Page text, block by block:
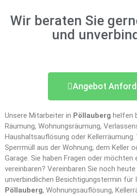
Wir beraten Sie
und
Angebot
Unsere Mitarbeiter in Pöllauberg helfen
Räumung, Wohnungsräumung,
Haushaltsauflösung oder Kellerräumung.
Sperrmüll aus der Wohnung, dem Keller
Garage. Sie haben Fragen oder möchten
vereinbaren? Vereinbaren Sie noch
unverbindlichen Besichtigungstermin für
Pöllauberg, Wohnungsauflösung,